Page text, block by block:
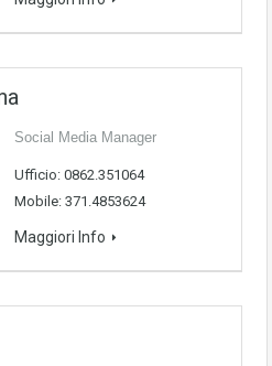
Social Media Manager
Ufficio: 0862.351064
Mobile: 371.4853624
Maggiori Info